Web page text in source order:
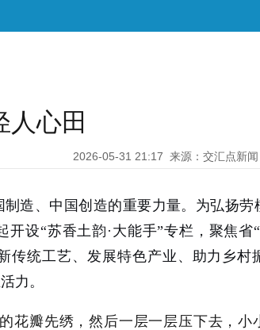
心田
2026-05-31 21:17 来源：交汇点新闻
造、中国创造的重要力量。为弘扬劳
设“苏香土韵·大能手”专栏，聚焦省
传统工艺、发展特色产业、助力乡村
力。
花瓣先绣，然后一层一层压下去，小